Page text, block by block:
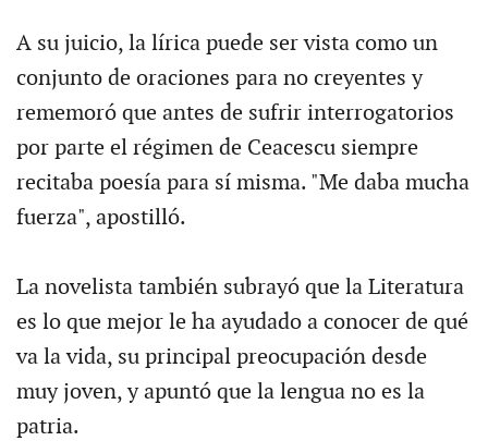
A su juicio, la lírica puede ser vista como un
conjunto de oraciones para no creyentes y
rememoró que antes de sufrir interrogatorios
por parte el régimen de Ceacescu siempre
recitaba poesía para sí misma. "Me daba mucha
fuerza", apostilló.
La novelista también subrayó que la Literatura
es lo que mejor le ha ayudado a conocer de qué
va la vida, su principal preocupación desde
muy joven, y apuntó que la lengua no es la
patria.